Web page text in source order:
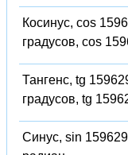
Косинус, cos
градусов, cos
Тангенс, tg
градусов, tg
Синус, sin 159629